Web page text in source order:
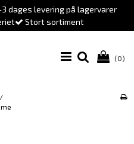
3 dages levering på lagervarer
Stort sortiment
(0)
/